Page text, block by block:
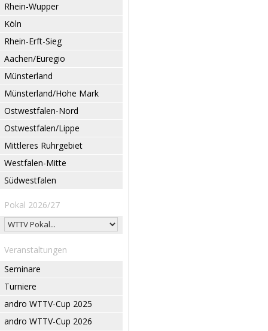
Rhein-Wupper
Köln
Rhein-Erft-Sieg
Aachen/Euregio
Münsterland
Münsterland/Hohe Mark
Ostwestfalen-Nord
Ostwestfalen/Lippe
Mittleres Ruhrgebiet
Westfalen-Mitte
Südwestfalen
Pokal 2026/27
Veranstaltungen
Seminare
Turniere
andro WTTV-Cup 2025
andro WTTV-Cup 2026